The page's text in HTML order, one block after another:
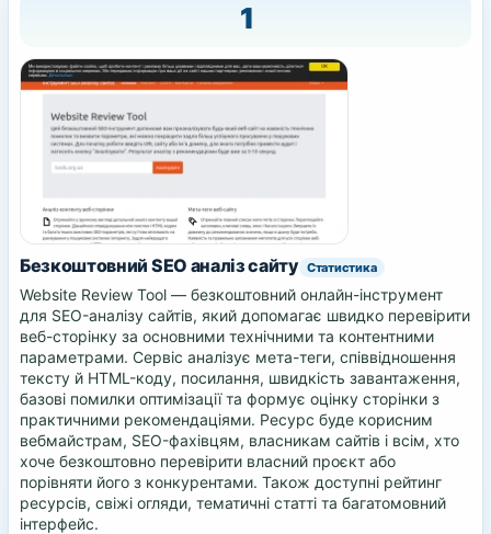
1
Безкоштовний SEO аналіз сайту Статистика
Website Review Tool — безкоштовний онлайн-інструмент
для SEO-аналізу сайтів, який допомагає швидко перевірити
веб-сторінку за основними технічними та контентними
параметрами. Сервіс аналізує мета-теги, співвідношення
тексту й HTML-коду, посилання, швидкість завантаження,
базові помилки оптимізації та формує оцінку сторінки з
практичними рекомендаціями. Ресурс буде корисним
вебмайстрам, SEO-фахівцям, власникам сайтів і всім, хто
хоче безкоштовно перевірити власний проєкт або
порівняти його з конкурентами. Також доступні рейтинг
ресурсів, свіжі огляди, тематичні статті та багатомовний
інтерфейс.